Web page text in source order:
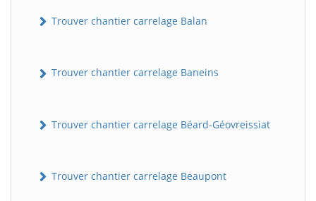
Trouver chantier carrelage Balan
Trouver chantier carrelage Baneins
Trouver chantier carrelage Béard-Géovreissiat
Trouver chantier carrelage Beaupont